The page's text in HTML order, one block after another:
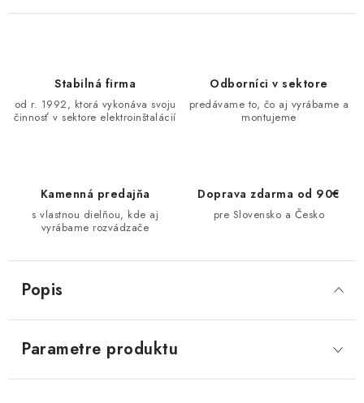
KARIÉRA
VÝPREDAJ
Obchodné podmienky
Ochrana osobných údajov
Reklamačný poriadok
Kontakt
Stabilná firma
od r. 1992, ktorá vykonáva svoju
činnosť v sektore elektroinštalácií
Odborníci v sektore
predávame to, čo aj vyrábame a
montujeme
Kamenná predajňa
s vlastnou dielňou, kde aj
vyrábame rozvádzače
Doprava zdarma od 90€
pre Slovensko a Česko
Popis
Parametre produktu